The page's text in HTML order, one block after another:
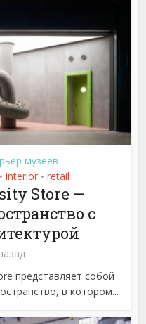
музеев
• interior • retail
Store —
с
представляет собой
в котором...